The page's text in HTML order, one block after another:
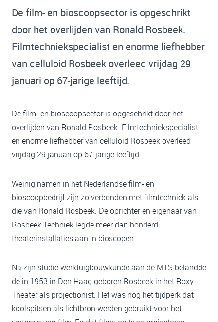
De film- en bioscoopsector is opgeschrikt
door het overlijden van Ronald Rosbeek.
Filmtechniekspecialist en enorme liefhebber
van celluloid Rosbeek overleed vrijdag 29
januari op 67-jarige leeftijd.
De film- en bioscoopsector is opgeschrikt door het
overlijden van Ronald Rosbeek. Filmtechniekspecialist
en enorme liefhebber van celluloid Rosbeek overleed
vrijdag 29 januari op 67-jarige leeftijd.
Weinig namen in het Nederlandse film- en
bioscoopbedrijf zijn zo verbonden met filmtechniek als
die van Ronald Rosbeek. De oprichter en eigenaar van
Rosbeek Techniek legde meer dan honderd
theaterinstallaties aan in bioscopen.
Na zijn studie werktuigbouwkunde aan de MTS belandde
de in 1953 in Den Haag geboren Rosbeek in het Roxy
Theater als projectionist. Het was nog het tijdperk dat
koolspitsen als lichtbron werden gebruikt voor het